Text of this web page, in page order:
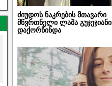
ძიუდოს ნაკრების მთავარი
მწვრთნელი ლაშა გუჯეჯიანი
დაქორწინდა